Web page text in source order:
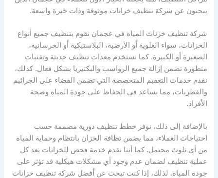
يبحثون عن شركة تنظيف خزانات موثوقة وذات خبرة واسعة.
شركة تنظيف خزنات المياه في عجمان نقوم بتنظيف جميع أنواع
الخزانات، سواء العلوية أو الأرضية، البلاستيكية أو الخرسانية،
الصغيرة أو الكبيرة. كما نستخدم معدات تنظيف حديثة وتقنيات
متطورة تضمن إزالة جميع الرواسب والبكتيريا بشكل فعال. كذلك،
نقدم خدمات التعقيم المتخصصة التي تضمن القضاء على الجراثيم
والفطريات، مما يساعد في الحفاظ على جودة المياه وصحة
الأفراد.
بالإضافة إلى ذلك، نوفر خطط تنظيف دورية مصممة حسب
احتياجات العملاء، مما يضمن نظافة الخزان بانتظام وحماية المياه
من أي تلوث محتمل. كما أننا نقدم خدمة فحص للخزانات بعد كل
عملية تنظيف لضمان عدم وجود أي مشكلات هيكلية قد تؤثر على
جودة المياه. لذلك، إذا كنت تبحث عن أفضل شركة تنظيف خزانات